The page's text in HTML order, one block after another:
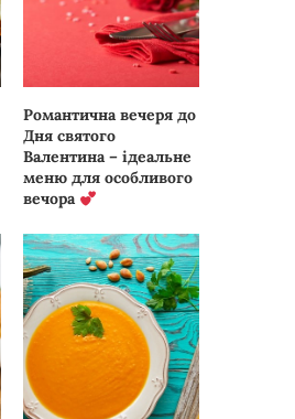
Романтична вечеря до
Дня святого
Валентина – ідеальне
меню для особливого
вечора